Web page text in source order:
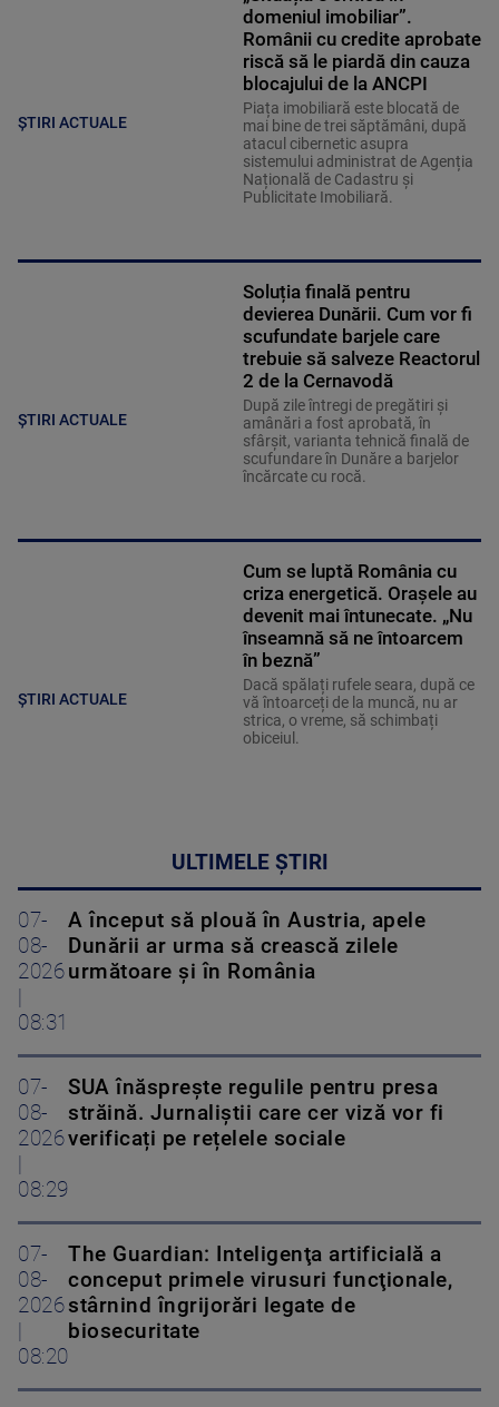
ȘTIRI ACTUALE
domeniul imobiliar”.
Românii cu credite aprobate
riscă să le piardă din cauza
blocajului de la ANCPI
Piața imobiliară este blocată de
mai bine de trei săptămâni, după
atacul cibernetic asupra
sistemului administrat de Agenția
Națională de Cadastru și
Publicitate Imobiliară.
ȘTIRI ACTUALE
Soluția finală pentru
devierea Dunării. Cum vor fi
scufundate barjele care
trebuie să salveze Reactorul
2 de la Cernavodă
După zile întregi de pregătiri și
amânări a fost aprobată, în
sfârșit, varianta tehnică finală de
scufundare în Dunăre a barjelor
încărcate cu rocă.
ȘTIRI ACTUALE
Cum se luptă România cu
criza energetică. Orașele au
devenit mai întunecate. „Nu
înseamnă să ne întoarcem
în beznă”
Dacă spălați rufele seara, după ce
vă întoarceți de la muncă, nu ar
strica, o vreme, să schimbați
obiceiul.
ULTIMELE ȘTIRI
07-
08-
2026
08:31
A început să plouă în Austria, apele
Dunării ar urma să crească zilele
următoare și în România
07-
08-
2026
08:29
SUA înăsprește regulile pentru presa
străină. Jurnaliștii care cer viză vor fi
verificați pe rețelele sociale
07-
08-
2026
08:20
The Guardian: Inteligenţa artificială a
conceput primele virusuri funcţionale,
stârnind îngrijorări legate de
biosecuritate